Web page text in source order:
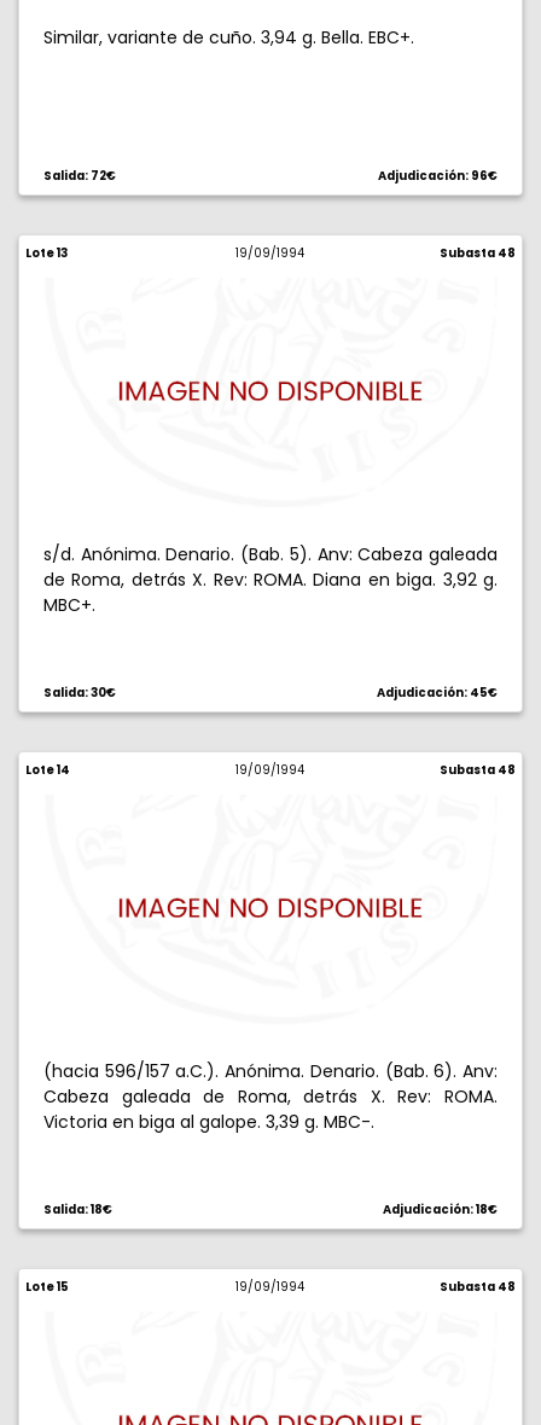
Similar, variante de cuño. 3,94 g. Bella. EBC+.
Salida: 72€ Adjudicación: 96€
Lote 13 19/09/1994 Subasta 48
s/d. Anónima. Denario. (Bab. 5). Anv: Cabeza galeada
de Roma, detrás X. Rev: ROMA. Diana en biga. 3,92 g.
MBC+.
Salida: 30€ Adjudicación: 45€
Lote 14 19/09/1994 Subasta 48
(hacia 596/157 a.C.). Anónima. Denario. (Bab. 6). Anv:
Cabeza galeada de Roma, detrás X. Rev: ROMA.
Victoria en biga al galope. 3,39 g. MBC-.
Salida: 18€ Adjudicación: 18€
Lote 15 19/09/1994 Subasta 48